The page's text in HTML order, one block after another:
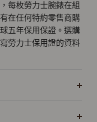
每枚勞力士腕錶在組
在任何特約零售商購
五年保用保證。選購
勞力士保用證的資料